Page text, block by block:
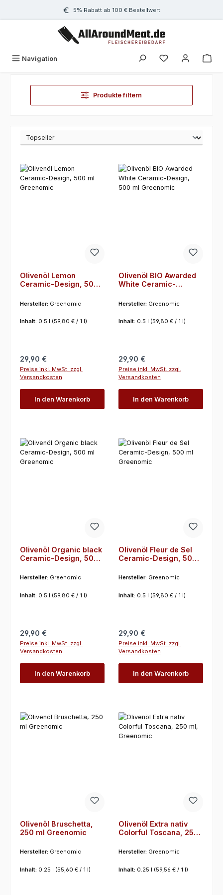
Zum Hauptinhalt springen5% Rabatt ab 100 € Bestellwert
Navigation
Produkte filtern
Olivenöl Lemon
Ceramic-Design, 500
Hersteller: Greenomic
Inhalt: 0.5 l (59,80 € / 1 l)
Regulärer Preis:
29,90 €
Preise inkl. MwSt. zzgl.
Versandkosten
In den Warenkorb
Olivenöl BIO Awarded
White Ceramic-
Greenomic
Hersteller: Greenomic
Inhalt: 0.5 l (59,80 € / 1 l)
Regulärer Preis:
29,90 €
Preise inkl. MwSt. zzgl.
Versandkosten
In den Warenkorb
Olivenöl Organic black
Ceramic-Design, 500
Hersteller: Greenomic
Inhalt: 0.5 l (59,80 € / 1 l)
Regulärer Preis:
29,90 €
Preise inkl. MwSt. zzgl.
Versandkosten
In den Warenkorb
Olivenöl Fleur de Sel
Ceramic-Design, 500
Hersteller: Greenomic
Inhalt: 0.5 l (59,80 € / 1 l)
Regulärer Preis:
29,90 €
Preise inkl. MwSt. zzgl.
Versandkosten
In den Warenkorb
Olivenöl Bruschetta,
250 ml Greenomic
Hersteller: Greenomic
Inhalt: 0.25 l (55,60 € / 1 l)
Olivenöl Extra nativ
Colorful Toscana, 250
Hersteller: Greenomic
Inhalt: 0.25 l (59,56 € / 1 l)